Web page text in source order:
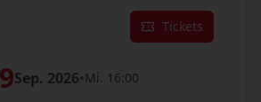
Tickets
Sep. 2026•Mi. 16:00